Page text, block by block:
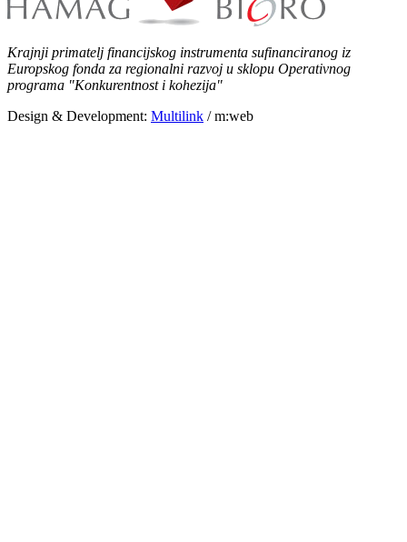
Krajnji primatelj financijskog instrumenta sufinanciranog iz
Europskog fonda za regionalni razvoj u sklopu Operativnog
programa "Konkurentnost i kohezija"
Design & Development: Multilink / m:web